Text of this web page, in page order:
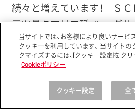
続々と増えています！
三ツ星タマリエ延べ
９００人以上、五ツ星
タマリエ３名（２０２
３年）
Ｓ
グル
ビリ
てご
当サイトでは、お客様により良いサービ
クッキーを利用しています。当サイトの
タマイズするには、[クッキー設定]をクリ
Cookieポリシー
クッキー設定 全